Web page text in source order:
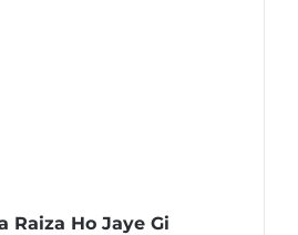
Raiza Ho Jaye Gi